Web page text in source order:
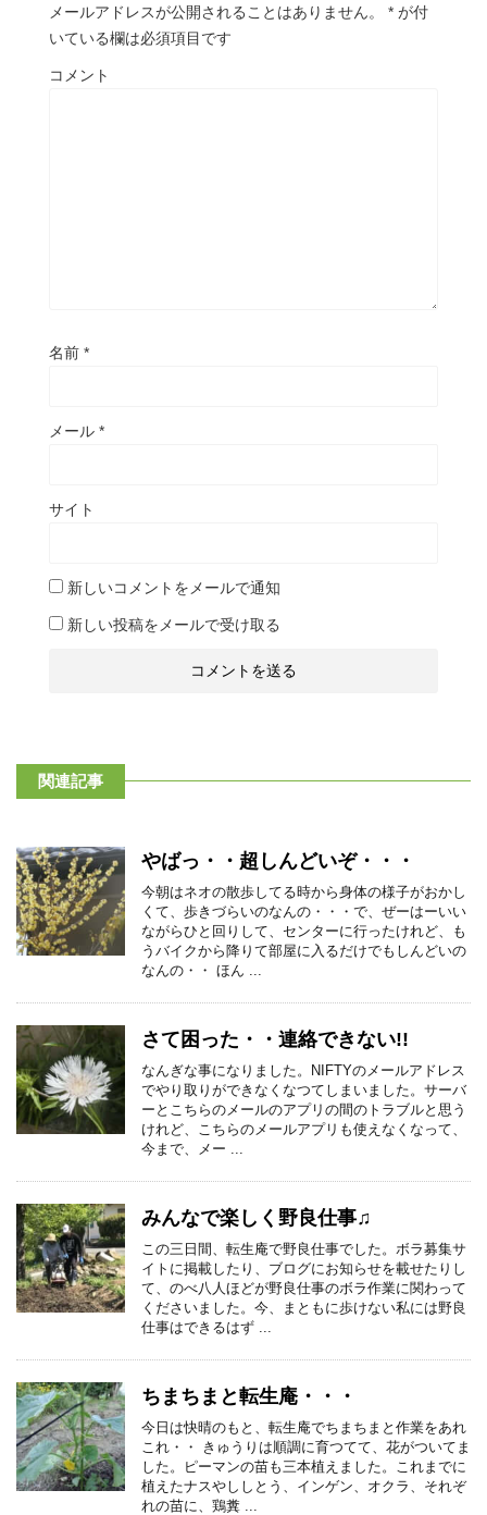
メールアドレスが公開されることはありません。 * が付
いている欄は必須項目です
コメント
名前 *
メール *
サイト
新しいコメントをメールで通知
新しい投稿をメールで受け取る
関連記事
やばっ・・超しんどいぞ・・・
今朝はネオの散歩してる時から身体の様子がおかし
くて、歩きづらいのなんの・・・で、ぜーはーいい
ながらひと回りして、センターに行ったけれど、も
うバイクから降りて部屋に入るだけでもしんどいの
なんの・・ ほん ...
さて困った・・連絡できない!!
なんぎな事になりました。NIFTYのメールアドレス
でやり取りができなくなつてしまいました。サーバ
ーとこちらのメールのアプリの間のトラブルと思う
けれど、こちらのメールアプリも使えなくなって、
今まで、メー ...
みんなで楽しく野良仕事♫
この三日間、転生庵で野良仕事でした。ボラ募集サ
イトに掲載したり、ブログにお知らせを載せたりし
て、のべ八人ほどが野良仕事のボラ作業に関わって
くださいました。今、まともに歩けない私には野良
仕事はできるはず ...
ちまちまと転生庵・・・
今日は快晴のもと、転生庵でちまちまと作業をあれ
これ・・ きゅうりは順調に育つてて、花がついてま
した。ピーマンの苗も三本植えました。これまでに
植えたナスやししとう、インゲン、オクラ、それぞ
れの苗に、鶏糞 ...